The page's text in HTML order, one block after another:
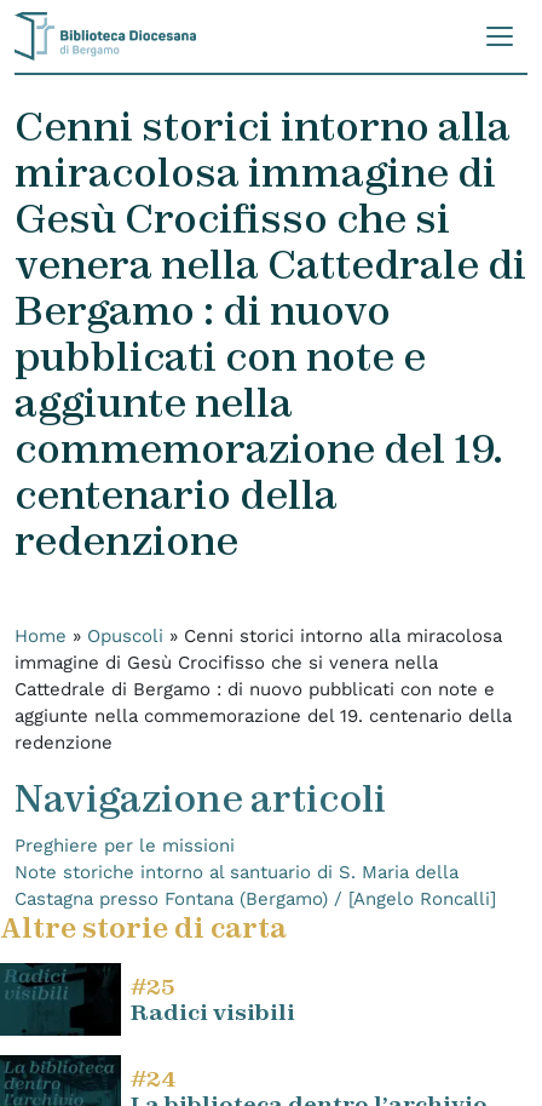
Skip to content
Cenni storici intorno alla
miracolosa immagine di
Gesù Crocifisso che si
venera nella Cattedrale di
Bergamo : di nuovo
pubblicati con note e
aggiunte nella
commemorazione del 19.
centenario della
redenzione
Home » Opuscoli » Cenni storici intorno alla miracolosa
immagine di Gesù Crocifisso che si venera nella
Cattedrale di Bergamo : di nuovo pubblicati con note e
aggiunte nella commemorazione del 19. centenario della
redenzione
Navigazione articoli
Preghiere per le missioni
Note storiche intorno al santuario di S. Maria della
Castagna presso Fontana (Bergamo) / [Angelo Roncalli]
Altre storie di carta
#25
Radici visibili
#24